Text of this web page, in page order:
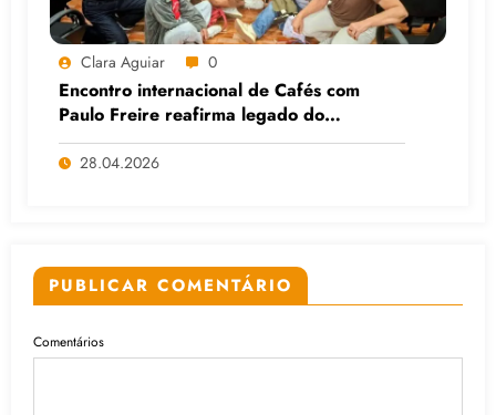
Clara Aguiar 0
Encontro internacional de Cafés com
Paulo Freire reafirma legado do
educador popular
28.04.2026
PUBLICAR COMENTÁRIO
Comentários